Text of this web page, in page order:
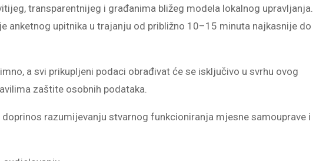
transparentnijeg i građanima bližeg modela lokalnog upravljanja.
anketnog upitnika u trajanju od približno 10–15 minuta najkasnije do
a svi prikupljeni podaci obrađivat će se isključivo u svrhu ovog
zaštite osobnih podataka.
razumijevanju stvarnog funkcioniranja mjesne samouprave i